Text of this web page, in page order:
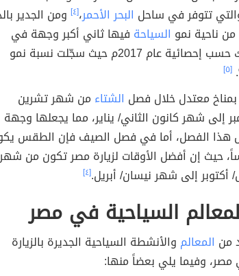
تتوفر في ساحل البحر الأحمر،[٤]
ومن الجدير
ناحية نمو السياحة فيها ثاني أكبر وجهة في
العالم، وذلك حسب إحصائية عام 2017م حيث سجّلت نسبة نمو
[٥]
بمناخ معتدل خلال فصل الشتاء من شهر تشرين
إلى شهر كانون الثاني/ يناير، مما يجعلها وجهة
هذا الفصل، أما في فصل الصيف فإن الطقس
حيث إن أفضل الأوقات لزيارة مصر تكون من
أكتوبر إلى شهر نيسان/ أبريل.[٤]
السياحية في مصر
من المعالم والأنشطة السياحية الجديرة بالزيارة
مصر، وفيما يلي بعضاً منها: